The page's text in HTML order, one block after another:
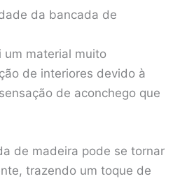
da bancada de
um material muito
de interiores devido à
de aconchego que
de madeira pode se tornar
trazendo um toque de